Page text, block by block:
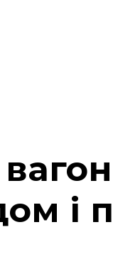
і